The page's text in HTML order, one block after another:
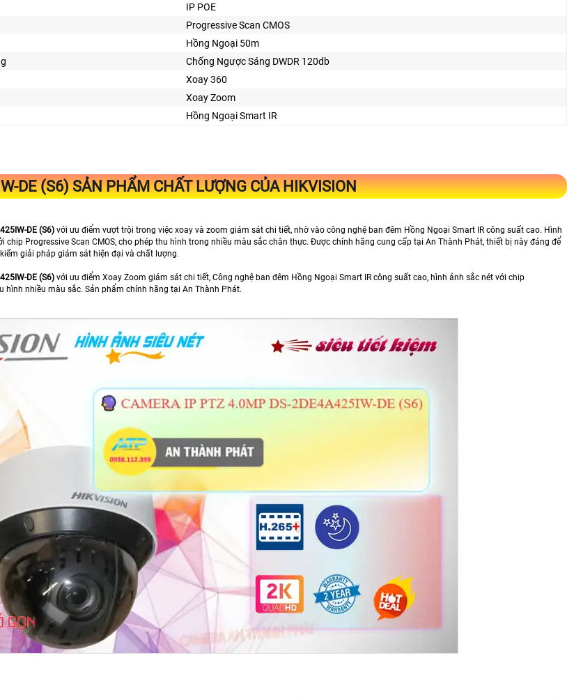
IP POE
Progressive Scan CMOS
Hồng Ngoại 50m
Chống Ngược Sáng DWDR 120db
Xoay 360
Xoay Zoom
Hồng Ngoại Smart IR
DE (S6)SẢN PHẨM CHẤT LƯỢNG CỦA HIKVISION
DE (S6) với ưu điểm vượt trội trong việc xoay và zoom giám sát chi tiết, nhờ vào công nghệ ban đêm Hồng Ngoại Smart IR công suất cao. Hình
chip Progressive Scan CMOS, cho phép thu hình trong nhiều màu sắc chân thực. Được chính hãng cung cấp tại An Thành Phát, thiết bị này đáng để
giải pháp giám sát hiện đại và chất lượng.
DE (S6) với ưu điểm Xoay Zoom giám sát chi tiết, Công nghệ ban đêm Hồng Ngoại Smart IR công suất cao, hình ảnh sắc nét với chip
hình nhiều màu sắc. Sản phẩm chính hãng tại An Thành Phát.